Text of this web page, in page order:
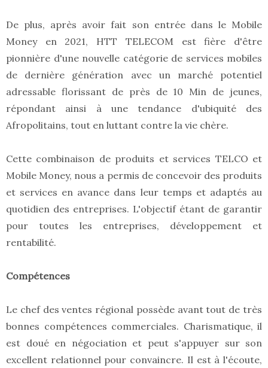
De plus, après avoir fait son entrée dans le Mobile
Money en 2021, HTT TELECOM est fière d'être
pionnière d'une nouvelle catégorie de services mobiles
de dernière génération avec un marché potentiel
adressable florissant de près de 10 Min de jeunes,
répondant ainsi à une tendance d'ubiquité des
Afropolitains, tout en luttant contre la vie chère.
Cette combinaison de produits et services TELCO et
Mobile Money, nous a permis de concevoir des produits
et services en avance dans leur temps et adaptés au
quotidien des entreprises. L'objectif étant de garantir
pour toutes les entreprises, développement et
rentabilité.
Compétences
Le chef des ventes régional possède avant tout de très
bonnes compétences commerciales. Charismatique, il
est doué en négociation et peut s'appuyer sur son
excellent relationnel pour convaincre. Il est à l'écoute,